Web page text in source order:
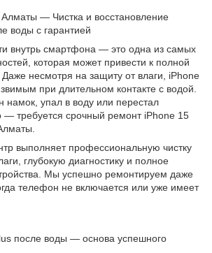
— Чистка и восстановление
воды с гарантией
внутрь смартфона — это одна из самых
которая может привести к полной
Даже несмотря на защиту от влаги, iPhone
при длительном контакте с водой.
упал в воду или перестал
— требуется срочный ремонт iPhone 15
выполняет профессиональную чистку
глубокую диагностику и полное
Мы успешно ремонтируем даже
телефон не включается или уже имеет
после воды — основа успешного